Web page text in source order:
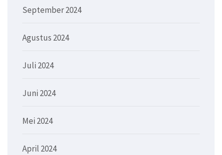
September 2024
Agustus 2024
Juli 2024
Juni 2024
Mei 2024
April 2024